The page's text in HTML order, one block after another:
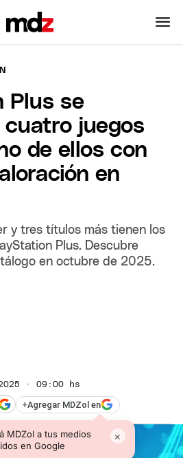
Plus se
cuatro juegos
de ellos con
en
y tres títulos más tienen los
Plus. Descubre
en octubre de 2025.
· 09:00 hs
+Agregar MDZol en
MDZol a tus medios
en Google
×